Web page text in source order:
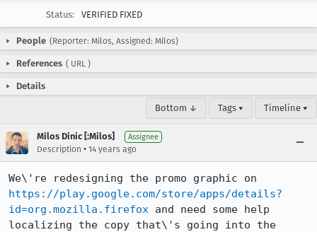
Status:
VERIFIED FIXED
People (Reporter: Milos, Assigned: Milos)
References ( URL )
Details
Bottom ↓ Tags ▾ Timeline ▾
Milos Dinic [:Milos] Assignee
Description • 14 years ago
https://play.google.com/store/apps/details?
id=org.mozilla.firefox and need some help
localizing the copy that\'s going into the